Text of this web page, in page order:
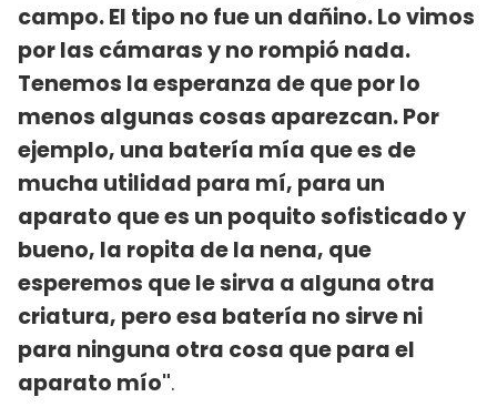
campo. El tipo no fue un dañino. Lo vimos
por las cámaras y no rompió nada.
Tenemos la esperanza de que por lo
menos algunas cosas aparezcan. Por
ejemplo, una batería mía que es de
mucha utilidad para mí, para un
aparato que es un poquito sofisticado y
bueno, la ropita de la nena, que
esperemos que le sirva a alguna otra
criatura, pero esa batería no sirve ni
para ninguna otra cosa que para el
aparato mío".